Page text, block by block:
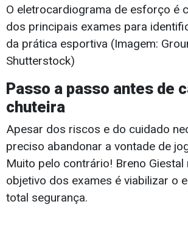
O eletrocardiograma de esforço é
dos principais exames para
da prática esportiva (Imagem:
Shutterstock)
Passo a passo antes de
chuteira
Apesar dos riscos e do cuidado
preciso abandonar a vontade de
Muito pelo contrário! Breno
objetivo dos exames é viabilizar o
total segurança.